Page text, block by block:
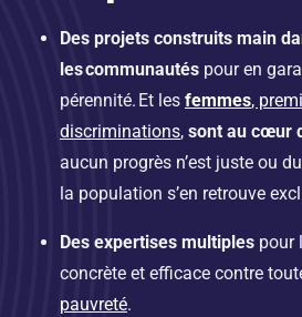
Des projets construits main
les communautés pour en
pérennité. Et les femmes,
discriminations, sont au cœur
aucun progrès n’est juste ou
la population s’en retrouve
Des expertises multiples pour
concrète et efficace contre
pauvreté.